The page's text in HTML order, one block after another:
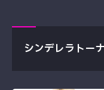
シンデレラトー